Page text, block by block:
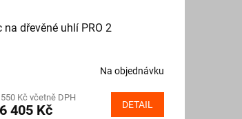
na dřevěné uhlí PRO 2
Na objednávku
Kč včetně DPH
405 Kč DETAIL